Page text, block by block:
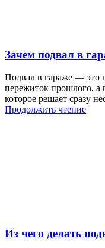
Зачем подвал в
Подвал в гараже — это
пережиток прошлого, а
которое решает сразу
Продолжить чтение
Из чего делать